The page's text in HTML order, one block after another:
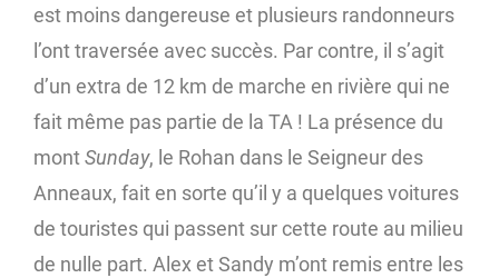
est moins dangereuse et plusieurs randonneurs
l’ont traversée avec succès. Par contre, il s’agit
d’un extra de 12 km de marche en rivière qui ne
fait même pas partie de la TA ! La présence du
montSunday, le Rohan dans le Seigneur des
Anneaux, fait en sorte qu’il y a quelques voitures
de touristes qui passent sur cette route au milieu
de nulle part. Alex et Sandy m’ont remis entre les